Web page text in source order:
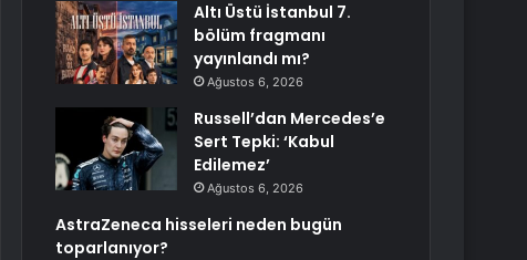
Altı Üstü İstanbul 7.
bölüm fragmanı
yayınlandı mı?
Ağustos 6, 2026
Russell’dan Mercedes’e
Sert Tepki: ‘Kabul
Edilemez’
Ağustos 6, 2026
AstraZeneca hisseleri neden bugün
toparlanıyor?